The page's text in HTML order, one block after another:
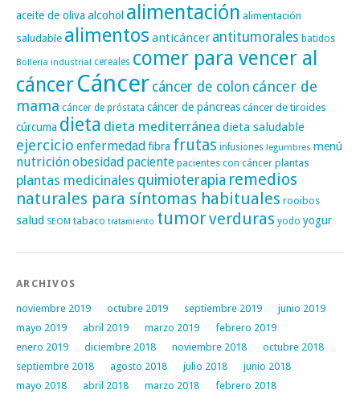
aceite de oliva alcohol alimentación alimentación
saludable alimentos anticáncer antitumorales batidos
Bollería industrial cereales comer para vencer al
cáncerCáncer cáncer de colon cáncer de
mama cáncer de próstata cáncer de páncreascáncer de tiroides
cúrcuma dieta dieta mediterránea dieta saludable
ejercicio enfermedadfibra frutas infusiones legumbres menú
nutriciónobesidad paciente pacientes con cáncer plantas
plantas medicinales quimioterapia remedios
naturales para síntomas habituales rooibos
salud SEOM tabaco tratamiento tumorverduras yodo yogur
ARCHIVOS
noviembre 2019 octubre 2019 septiembre 2019
junio 2019
mayo 2019
abril 2019 marzo 2019
febrero 2019
enero 2019
diciembre 2018 noviembre 2018
octubre 2018
septiembre 2018
agosto 2018 julio 2018
junio 2018
mayo 2018
abril 2018 marzo 2018
febrero 2018